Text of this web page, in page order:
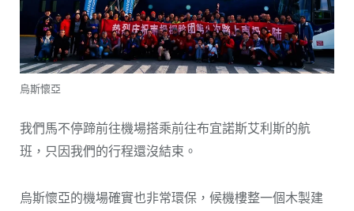
烏斯懷亞
我們馬不停蹄前往機場搭乘前往布宜諾斯艾利斯的航
班，只因我們的行程還沒結束。
烏斯懷亞的機場確實也非常環保，候機樓整一個木製建